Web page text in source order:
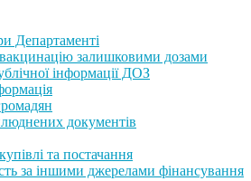
Департаменті
залишковими дозами
інформації ДОЗ
документів
та постачання
за іншими джерелами фінансування